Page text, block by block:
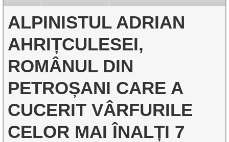
ALPINISTUL ADRIAN
AHRIȚCULESEI,
ROMÂNUL DIN
PETROȘANI CARE A
CUCERIT VÂRFURILE
CELOR MAI ÎNALȚI 7